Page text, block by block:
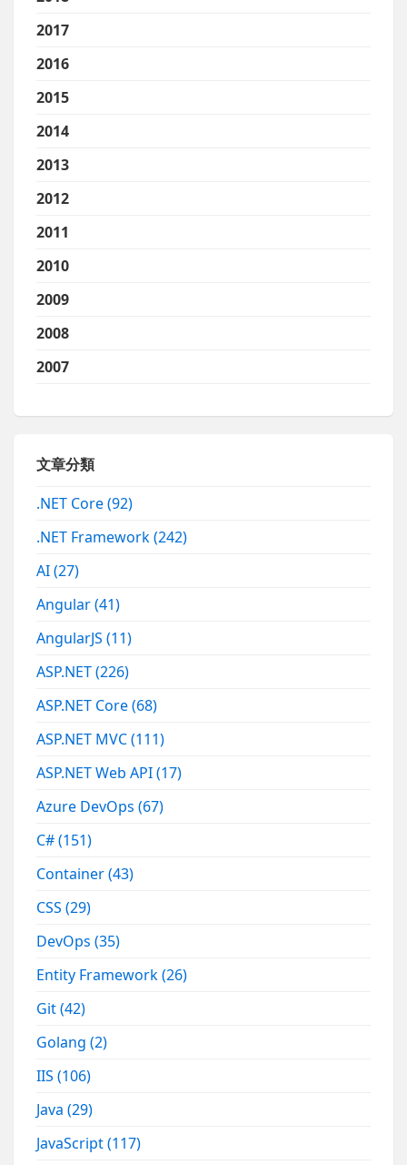
2017
2016
2015
2014
2013
2012
2011
2010
2009
2008
2007
文章分類
.NET Core(92)
.NET Framework(242)
AI(27)
Angular(41)
AngularJS(11)
ASP.NET(226)
ASP.NET Core(68)
ASP.NET MVC(111)
ASP.NET Web API(17)
Azure DevOps(67)
C#(151)
Container(43)
CSS(29)
DevOps(35)
Entity Framework(26)
Git(42)
Golang(2)
IIS(106)
Java(29)
JavaScript(117)